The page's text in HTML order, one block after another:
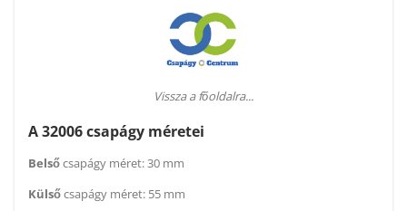
Vissza a főoldalra...
A 32006 csapágy méretei
Belsőcsapágy méret: 30 mm
Külsőcsapágy méret: 55 mm